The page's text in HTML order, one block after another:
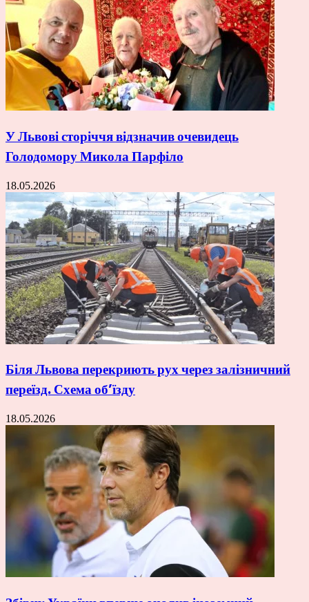
У Львові сторіччя відзначив очевидець
Голодомору Микола Парфіло
18.05.2026
Біля Львова перекриють рух через залізничний
переїзд. Схема об’їзду
18.05.2026